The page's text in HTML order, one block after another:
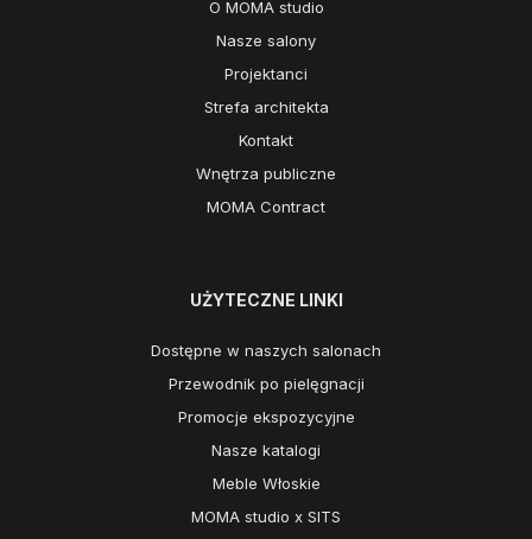
O MOMA studio
Nasze salony
Projektanci
Strefa architekta
Kontakt
Wnętrza publiczne
MOMA Contract
UŻYTECZNE LINKI
Dostępne w naszych salonach
Przewodnik po pielęgnacji
Promocje ekspozycyjne
Nasze katalogi
Meble Włoskie
MOMA studio x SITS